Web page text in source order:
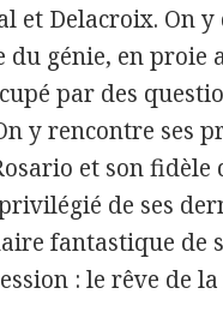
et Delacroix. On
génie, en proie
par des
y rencontre ses
et son fidèle
de ses
fantastique de
: le rêve de